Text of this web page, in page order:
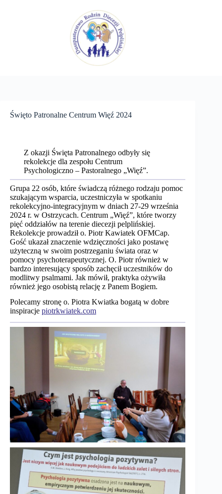
Święto Patronalne Centrum Więź 2024
Z okazji Święta Patronalnego odbyły się
rekolekcje dla zespołu Centrum
Psychologiczno – Pastoralnego „Więź”.
Grupa 22 osób, które świadczą różnego rodzaju pomoc
szukającym wsparcia, uczestniczyła w spotkaniu
rekolekcyjno-integracyjnym w dniach 27-29 września
2024 r. w Ostrzycach. Centrum „Więź”, które tworzy
pięć oddziałów na terenie diecezji pelplińskiej.
Rekolekcje prowadził o. Piotr Kawiatek OFMCap.
Gość ukazał znaczenie wdzięczności jako postawę
użyteczną w swoim postrzeganiu świata oraz w
pomocy psychoterapeutycznej. O. Piotr również w
bardzo interesujący sposób zachęcił uczestników do
modlitwy psalmami. Jak mówił, praktyka ożywiła
również jego osobistą relację z Panem Bogiem.
Polecamy stronę o. Piotra Kwiatka bogatą w dobre
inspiracje piotrkwiatek.com